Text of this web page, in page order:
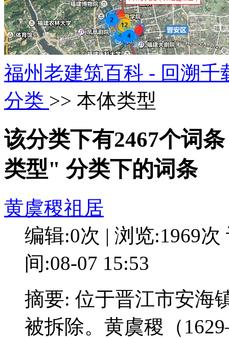
福州老建筑百科 - 回溯
分类 >> 本体类型
该分类下有2467个词
类型" 分类下的词条
黄虞稷祖居
编辑:0次 | 浏览:1969次
间:08-07 15:53
摘要: 位于晋江市安海
被拆除。黄虞稷（